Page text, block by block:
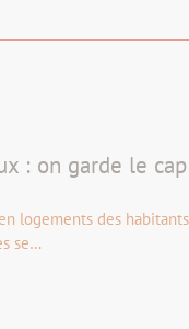
: on garde le
logements des
se…